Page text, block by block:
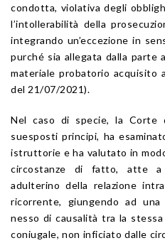
condotta, violativa degli
l’intollerabilità della
integrando un’eccezione in
purché sia allegata dalla parte
materiale probatorio acquisito
del 21/07/2021).
Nel caso di specie, la
suesposti principi, ha
istruttorie e ha valutato in
circostanze di fatto, atte
adulterino della relazione
ricorrente, giungendo ad
nesso di causalità tra la
coniugale, non inficiato dalle